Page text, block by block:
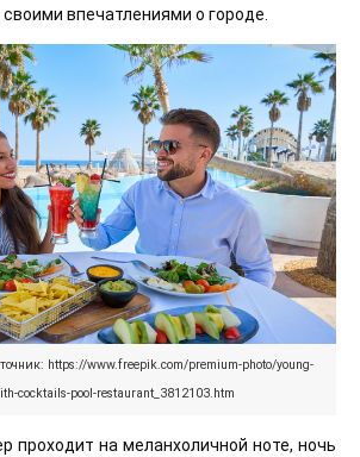
впечатлениями о городе.
https://www.freepik.com/premium-photo/young-
cocktails-pool-restaurant_3812103.htm
проходит на меланхоличной ноте, ночь